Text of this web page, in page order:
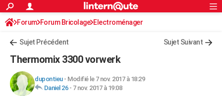
ACTUALITÉS
Politique
Société
Faits Divers
Education
Monde
Villes
+
FINANCE
Retraite
Impôts
Epargne
Immobilier
Risques naturels par ville
Banque
Assurance
Crédit
AUTO
S'inscrire
Connexion
Forum Forum Bricolage Electroménager
Sujet Précédent Sujet Suivant
Thermomix 3300 vorwerk
dupontieu- Modifié le 7 nov. 2017 à 18:29
Daniel 26- 7 nov. 2017 à 19:08